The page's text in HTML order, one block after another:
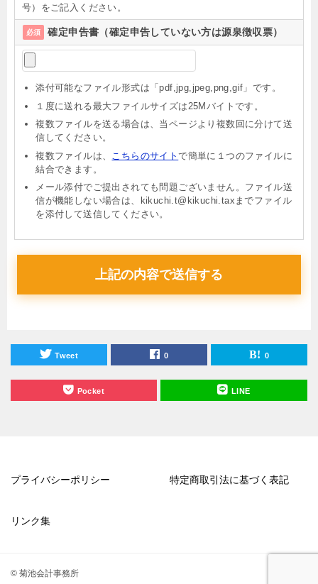
号）をご記入ください。
必須 確定申告書（確定申告していない方は源泉徴収票）
添付可能なファイル形式は「pdf,jpg,jpeg,png,gif」です。
１度に送れる最大ファイルサイズは25Mバイトです。
複数ファイルを送る場合は、当ページより複数回に分けて送
信してください。
複数ファイルは、
こちらのサイトで簡単に１つのファイルに
結合できます。
メール添付でご提出されても問題ございません。ファイル送
信が機能しない場合は、kikuchi.t@kikuchi.taxまでファイル
を添付して送信してください。
Tweet 0 0
Pocket LINE
プライバシーポリシー 特定商取引法に基づく表記
リンク集
© 菊池会計事務所